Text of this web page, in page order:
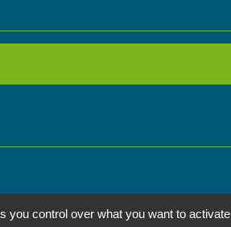
you control over what you want to activate